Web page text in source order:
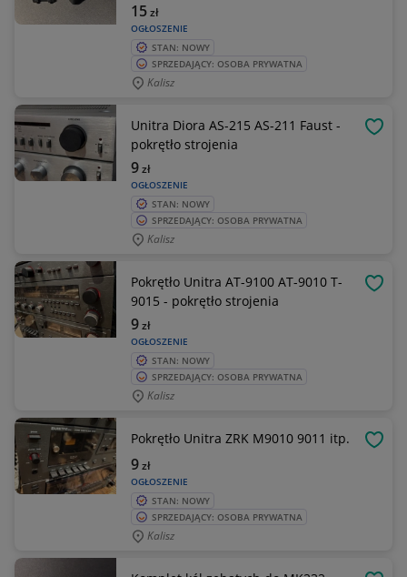
OGŁOSZENIE
15zł
STAN: NOWY
SPRZEDAJĄCY: OSOBA PRYWATNA
Kalisz
Unitra Diora AS-215 AS-211 Faust -
pokrętło strojenia
OGŁOSZENIE
9zł
STAN: NOWY
SPRZEDAJĄCY: OSOBA PRYWATNA
Kalisz
Pokrętło Unitra AT-9100 AT-9010 T-
9015 - pokrętło strojenia
OGŁOSZENIE
9zł
STAN: NOWY
SPRZEDAJĄCY: OSOBA PRYWATNA
Kalisz
Pokrętło Unitra ZRK M9010 9011 itp.
OGŁOSZENIE
9zł
STAN: NOWY
SPRZEDAJĄCY: OSOBA PRYWATNA
Kalisz